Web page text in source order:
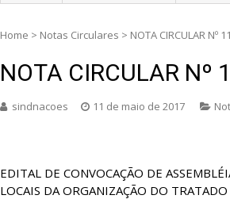
Home > Notas Circulares > NOTA CIRCULAR Nº
NOTA CIRCULAR
sindnacoes 11 de maio de 2017
EDITAL DE CONVOCAÇÃO DE
LOCAIS DA ORGANIZAÇÃO DO